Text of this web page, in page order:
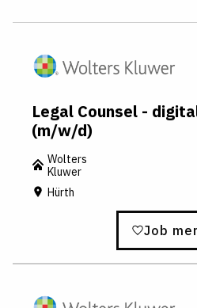
Legal Counsel -
(m/w/d)
Wolters
Kluwer
Hürth
Job